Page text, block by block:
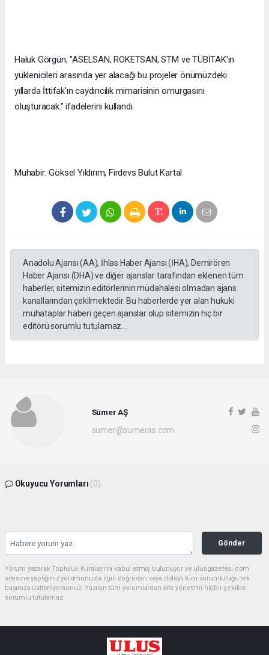
Haluk Görgün, "ASELSAN, ROKETSAN, STM ve TÜBİTAK'ın
yüklenicileri arasında yer alacağı bu projeler önümüzdeki
yıllarda İttifak'ın caydırıcılık mimarisinin omurgasını
oluşturacak." ifadelerini kullandı.
Muhabir: Göksel Yıldırım, Firdevs Bulut Kartal
Anadolu Ajansı (AA), İhlas Haber Ajansı (İHA), Demirören
Haber Ajansı (DHA) ve diğer ajanslar tarafından eklenen tüm
haberler, sitemizin editörlerinin müdahalesi olmadan ajans
kanallarından çekilmektedir. Bu haberlerde yer alan hukuki
muhataplar haberi geçen ajanslar olup sitemizin hiç bir
editörü sorumlu tutulamaz...
Sümer AŞ
sumer@sumeras.com
Okuyucu Yorumları (0)
Gönder
Yorum yazarak Topluluk Kuralları’nı kabul etmiş bulunuyor ve ulusgazetesi.com
sitesine yaptığınız yorumunuzla ilgili doğrudan veya dolaylı tüm sorumluluğu tek
başınıza üstleniyorsunuz. Yazılan tüm yorumlardan site yönetimi hiçbir şekilde
sorumlu tutulamaz.